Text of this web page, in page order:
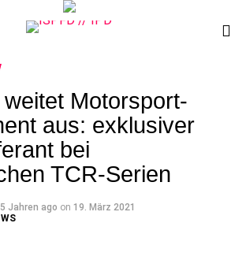
Motorsport-
aus: exklusiver
bei
TCR-Serien
5 Jahren ago on 19. März 2021